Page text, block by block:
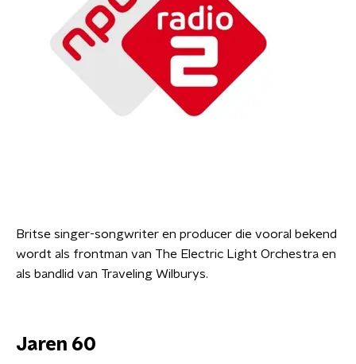
Britse singer-songwriter en producer die vooral bekend
wordt als frontman van The Electric Light Orchestra en
als bandlid van Traveling Wilburys.
Jaren 60